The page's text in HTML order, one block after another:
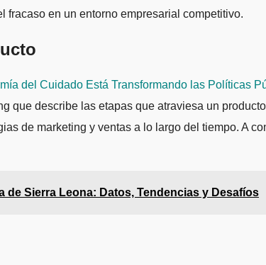
en un entorno empresarial competitivo.
del Cuidado Está Transformando las Políticas
que describe las etapas que atraviesa un
de marketing y ventas a lo largo del tiempo. A
de Sierra Leona: Datos, Tendencias y Desafíos